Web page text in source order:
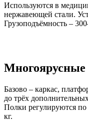
Используются в
нержавеющей стали.
Грузоподъёмность –
Многоярусные
Базово – каркас,
до трёх
Полки регулируются
кг.